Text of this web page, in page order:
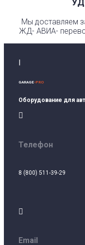
Мы доставляем
ЖД- АВИА-
I
GARAGE-PRO
Оборудование для

Телефон
8 (800) 511-39-29

Email